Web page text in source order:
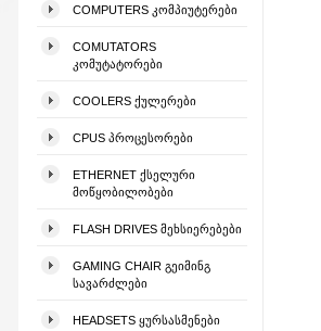
COMPUTERS ᲙᲝᲛᲞᲘᲣᲢᲔᲠᲔᲑᲘ
COMUTATORS
ᲙᲝᲛᲣᲢᲐᲢᲝᲠᲔᲑᲘ
COOLERS ᲥᲣᲚᲔᲠᲔᲑᲘ
CPUS ᲞᲠᲝᲪᲔᲡᲝᲠᲔᲑᲘ
ETHERNET ᲥᲡᲔᲚᲣᲠᲘ
ᲛᲝᲬᲧᲝᲑᲘᲚᲝᲑᲔᲑᲘ
FLASH DRIVES ᲛᲔᲮᲡᲘᲔᲠᲔᲑᲔᲑᲘ
GAMING CHAIR ᲒᲔᲘᲛᲘᲜᲒ
ᲡᲐᲕᲐᲠᲫᲚᲔᲑᲘ
HEADSETS ᲧᲣᲠᲡᲐᲡᲛᲔᲜᲔᲑᲘ